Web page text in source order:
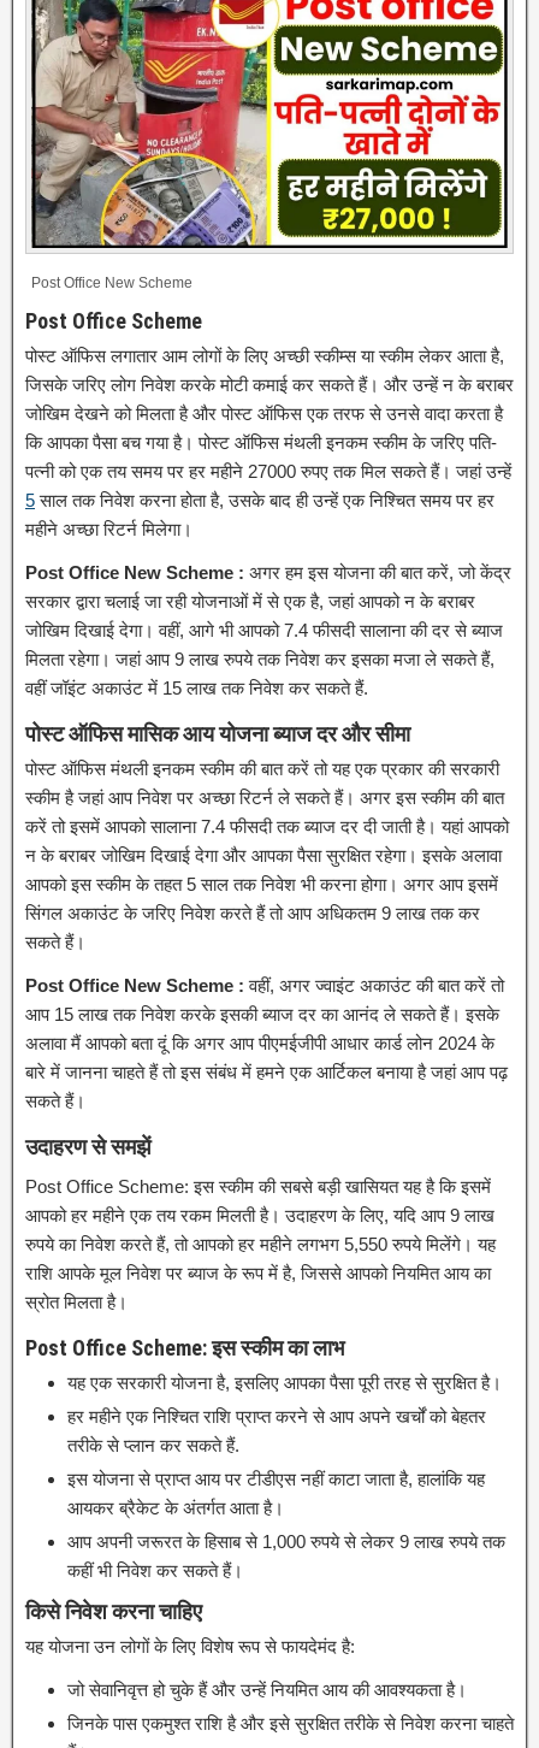
Post Office New Scheme
Post Office Scheme
पोस्ट ऑफिस लगातार आम लोगों के लिए अच्छी स्कीम्स या स्कीम लेकर आता है,
जिसके जरिए लोग निवेश करके मोटी कमाई कर सकते हैं। और उन्हें न के बराबर
जोखिम देखने को मिलता है और पोस्ट ऑफिस एक तरफ से उनसे वादा करता है
कि आपका पैसा बच गया है। पोस्ट ऑफिस मंथली इनकम स्कीम के जरिए पति-
पत्नी को एक तय समय पर हर महीने 27000 रुपए तक मिल सकते हैं। जहां उन्हें
5साल तक निवेश करना होता है, उसके बाद ही उन्हें एक निश्चित समय पर हर
महीने अच्छा रिटर्न मिलेगा।
Post Office New Scheme : अगर हम इस योजना की बात करें, जो केंद्र
सरकार द्वारा चलाई जा रही योजनाओं में से एक है, जहां आपको न के बराबर
जोखिम दिखाई देगा। वहीं, आगे भी आपको 7.4 फीसदी सालाना की दर से ब्याज
मिलता रहेगा। जहां आप 9 लाख रुपये तक निवेश कर इसका मजा ले सकते हैं,
वहीं जॉइंट अकाउंट में 15 लाख तक निवेश कर सकते हैं.
पोस्ट ऑफिस मासिक आय योजना ब्याज दर और सीमा
पोस्ट ऑफिस मंथली इनकम स्कीम की बात करें तो यह एक प्रकार की सरकारी
स्कीम है जहां आप निवेश पर अच्छा रिटर्न ले सकते हैं। अगर इस स्कीम की बात
करें तो इसमें आपको सालाना 7.4 फीसदी तक ब्याज दर दी जाती है। यहां आपको
न के बराबर जोखिम दिखाई देगा और आपका पैसा सुरक्षित रहेगा। इसके अलावा
आपको इस स्कीम के तहत 5 साल तक निवेश भी करना होगा। अगर आप इसमें
सिंगल अकाउंट के जरिए निवेश करते हैं तो आप अधिकतम 9 लाख तक कर
सकते हैं।
Post Office New Scheme :वहीं, अगर ज्वाइंट अकाउंट की बात करें तो
आप 15 लाख तक निवेश करके इसकी ब्याज दर का आनंद ले सकते हैं। इसके
अलावा मैं आपको बता दूं कि अगर आप पीएमईजीपी आधार कार्ड लोन 2024 के
बारे में जानना चाहते हैं तो इस संबंध में हमने एक आर्टिकल बनाया है जहां आप पढ़
सकते हैं।
उदाहरण से समझें
Post Office Scheme: इस स्कीम की सबसे बड़ी खासियत यह है कि इसमें
आपको हर महीने एक तय रकम मिलती है। उदाहरण के लिए, यदि आप 9 लाख
रुपये का निवेश करते हैं, तो आपको हर महीने लगभग 5,550 रुपये मिलेंगे। यह
राशि आपके मूल निवेश पर ब्याज के रूप में है, जिससे आपको नियमित आय का
स्रोत मिलता है।
Post Office Scheme: इस स्कीम का लाभ
यह एक सरकारी योजना है, इसलिए आपका पैसा पूरी तरह से सुरक्षित है।
हर महीने एक निश्चित राशि प्राप्त करने से आप अपने खर्चों को बेहतर
तरीके से प्लान कर सकते हैं.
इस योजना से प्राप्त आय पर टीडीएस नहीं काटा जाता है, हालांकि यह
आयकर ब्रैकेट के अंतर्गत आता है।
आप अपनी जरूरत के हिसाब से 1,000 रुपये से लेकर 9 लाख रुपये तक
कहीं भी निवेश कर सकते हैं।
किसे निवेश करना चाहिए
यह योजना उन लोगों के लिए विशेष रूप से फायदेमंद है:
जो सेवानिवृत्त हो चुके हैं और उन्हें नियमित आय की आवश्यकता है।
जिनके पास एकमुश्त राशि है और इसे सुरक्षित तरीके से निवेश करना चाहते